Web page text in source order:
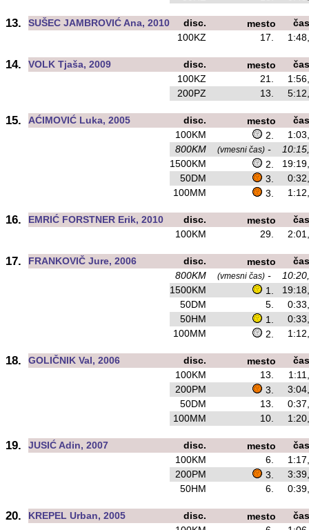
13. SUŠEC JAMBROVIĆ Ana, 2010 disc. mesto
čas
100KZ
17.
14. VOLK Tjaša, 2009 disc. mesto
čas
100KZ
21.
200PZ
13.
15. AĆIMOVIĆ Luka, 2005 disc. mesto
čas
100KM
2.
800KM
(vmesni čas) -
1500KM
2.
50DM
3.
100MM
3.
16. EMRIĆ FORSTNER Erik, 2010 disc. mesto
čas
100KM
29.
17. FRANKOVIČ Jure, 2006 disc. mesto
čas
800KM
(vmesni čas) -
1500KM
1.
50DM
5.
50HM
1.
100MM
2.
18. GOLIČNIK Val, 2006 disc. mesto
čas
100KM
13.
200PM
3.
50DM
13.
100MM
10.
19. JUSIĆ Adin, 2007 disc. mesto
čas
100KM
6.
200PM
3.
50HM
6.
20. KREPEL Urban, 2005 disc. mesto
čas